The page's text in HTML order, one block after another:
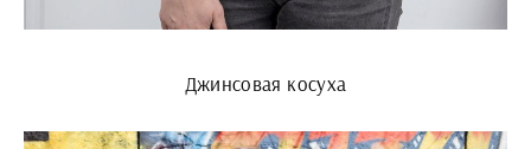
Джинсовая косуха